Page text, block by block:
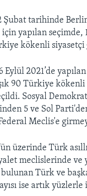
Şubat tarihinde
yapılan seçimde,
kökenli siyasetçi
Eylül 2021’de
90 Türkiye kökenli
Sosyal
5 ve Sol
Meclis'e
üzerinde Türk
meclislerinde
Türk ve
ise artık